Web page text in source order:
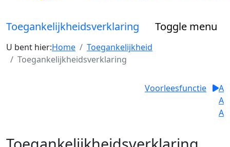
Toegankelijkheidsverklaring Toggle menu
U bent hier:Home
Toegankelijkheid
Toegankelijkheidsverklaring
Voorleesfunctie
A
A
A